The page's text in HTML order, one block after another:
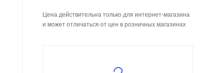
Цена действительна только для интернет-магазина
и может отличаться от цен в розничных магазинах